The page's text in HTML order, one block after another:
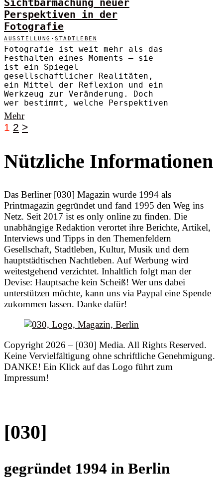
Sichtbarmachung neuer
Perspektiven in der
Fotografie
AUSSTELLUNG · STADTLEBEN
Fotografie ist weit mehr als das
Festhalten eines Moments – sie
ist ein Spiegel
gesellschaftlicher Realitäten,
ein Mittel der Reflexion und ein
Werkzeug zur Veränderung. Doch
wer bestimmt, welche Perspektiven
Mehr
1 2 >
Nützliche Informationen
Das Berliner [030] Magazin wurde 1994 als
Printmagazin gegründet und fand 1995 den Weg ins
Netz. Seit 2017 ist es only online zu finden. Die
unabhängige Redaktion verortet ihre Berichte, Artikel,
Interviews und Tipps in den Themenfeldern
Gesellschaft, Stadtleben, Kultur, Musik und dem
hauptstädtischen Nachtleben. Auf Werbung wird
weitestgehend verzichtet. Inhaltlich folgt man der
Devise: Hauptsache kein Scheiß! Wer uns dabei
unterstützen möchte, kann uns via Paypal eine Spende
zukommen lassen. Danke dafür!
Copyright 2026 – [030] Media. All Rights Reserved.
Keine Vervielfältigung ohne schriftliche Genehmigung.
DANKE! Ein Klick auf das Logo führt zum
Impressum!
[030]
gegründet 1994 in Berlin